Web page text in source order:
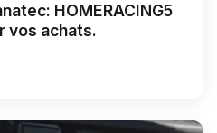
HOMERACING5
vos achats.